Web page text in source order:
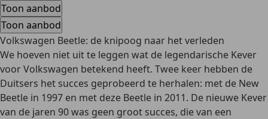
Toon aanbod
Toon aanbod
Volkswagen Beetle: de knipoog naar het verleden
We hoeven niet uit te leggen wat de legendarische Kever
voor Volkswagen betekend heeft. Twee keer hebben de
Duitsers het succes geprobeerd te herhalen: met de New
Beetle in 1997 en met deze Beetle in 2011. De nieuwe Kever
van de jaren 90 was geen groot succes, die van een